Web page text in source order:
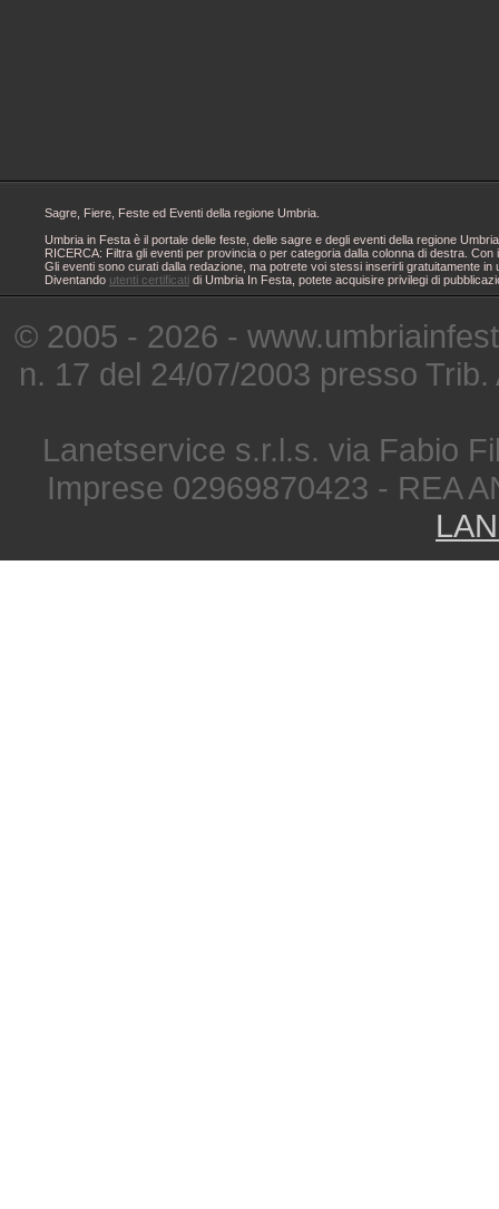
Sagre, Fiere, Feste ed Eventi della regione Umbria.
Umbria in Festa è il portale delle feste, delle sagre e degli eventi della regione
RICERCA: Filtra gli eventi per provincia o per categoria dalla colonna di destra.
Gli eventi sono curati dalla redazione, ma potrete voi stessi inserirli gratuitamente
Diventando utenti certificati di Umbria In Festa, potete acquisire privilegi di
© 2005 - 2026 -
n. 17 del 24/07/2003 presso
Lanetservice s.r.l.s. via Fabio
Imprese 02969870423 - REA